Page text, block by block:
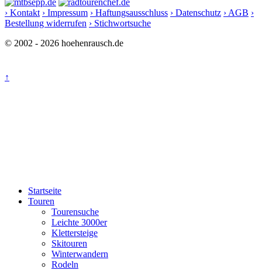
› Kontakt › Impressum › Haftungsausschluss › Datenschutz › AGB ›
Bestellung widerrufen › Stichwortsuche
© 2002 - 2026 hoehenrausch.de
↑
Startseite
Touren
Tourensuche
Leichte 3000er
Klettersteige
Skitouren
Winterwandern
Rodeln